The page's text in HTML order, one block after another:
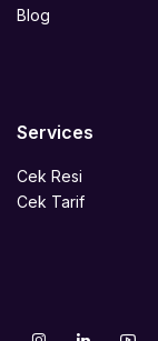
Blog
Services
Cek Resi
Cek Tarif